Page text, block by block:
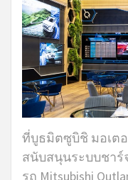
ที่บูธมิตซูบิชิ มอเตอ
สนับสนุนระบบชาร์
รถ Mitsubishi